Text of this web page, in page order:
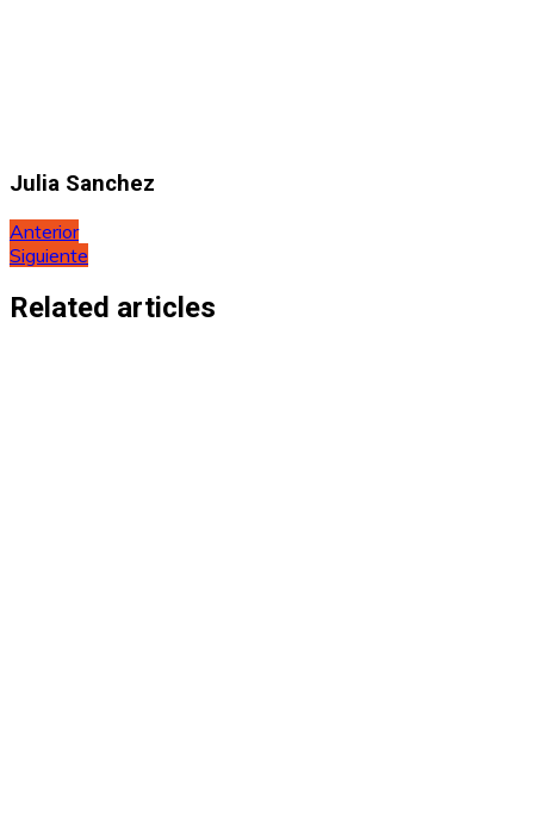
Julia Sanchez
Navegación
de
entradas
Anterior
Siguiente
Related articles